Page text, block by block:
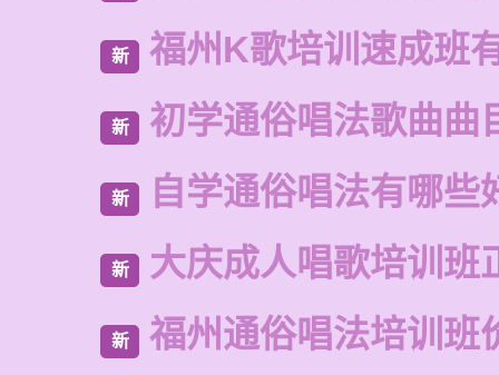
新 福州K歌培训速成班
新 初学通俗唱法歌曲曲
新 自学通俗唱法有哪些
新 大庆成人唱歌培训班
新 福州通俗唱法培训班